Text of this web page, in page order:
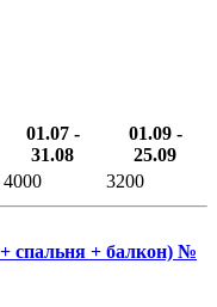
01.07 -
31.08
01.09 -
25.09
4000 3200
спальня + балкон) №